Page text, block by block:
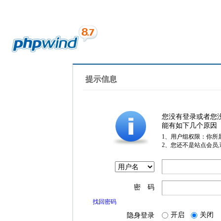
提示信息
您没有登录或者您
能有如下几个原因
1、用户组权限：你所
2、您还不是站点会员
密 码
找回密码
隐身登录 开启 关闭